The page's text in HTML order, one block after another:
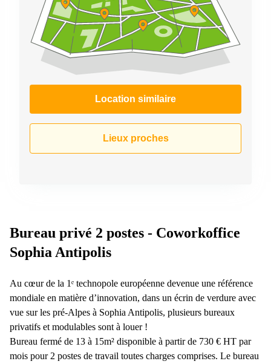
Location similaire
Lieux proches
Bureau privé 2 postes - Coworkoffice
Sophia Antipolis
Au cœur de la 1ᵉ technopole européenne devenue une référence
mondiale en matière d’innovation, dans un écrin de verdure avec
vue sur les pré-Alpes à Sophia Antipolis, plusieurs bureaux
privatifs et modulables sont à louer !
Bureau fermé de 13 à 15m² disponible à partir de 730 € HT par
mois pour 2 postes de travail toutes charges comprises. Le bureau